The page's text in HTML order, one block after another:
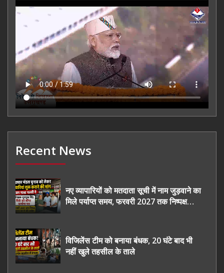
Recent News
नए व्यापारियों को मतदाता सूची में नाम जुड़वाने का
मिले पर्याप्त समय, फरवरी 2027 तक निष्पक्ष
विजिलेंस टीम को बनाया बंधक, 20 घंटे बाद भी
नहीं खुले तहसील के ताले